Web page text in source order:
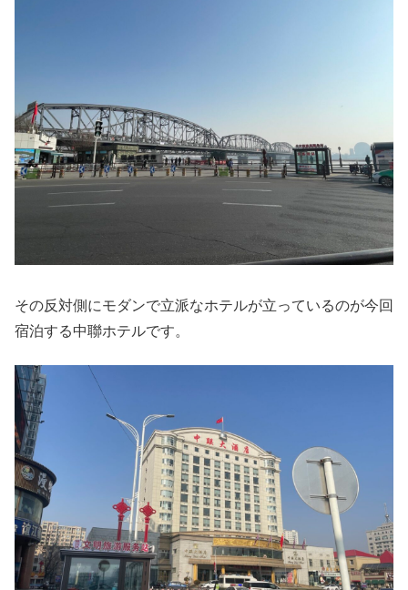
その反対側にモダンで立派なホテルが立っているのが今回
宿泊する中聯ホテルです。